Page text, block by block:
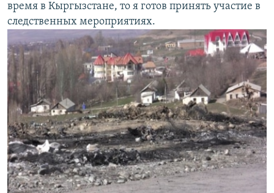
время в Кыргызстане, то я готов принять участие в
следственных мероприятиях.